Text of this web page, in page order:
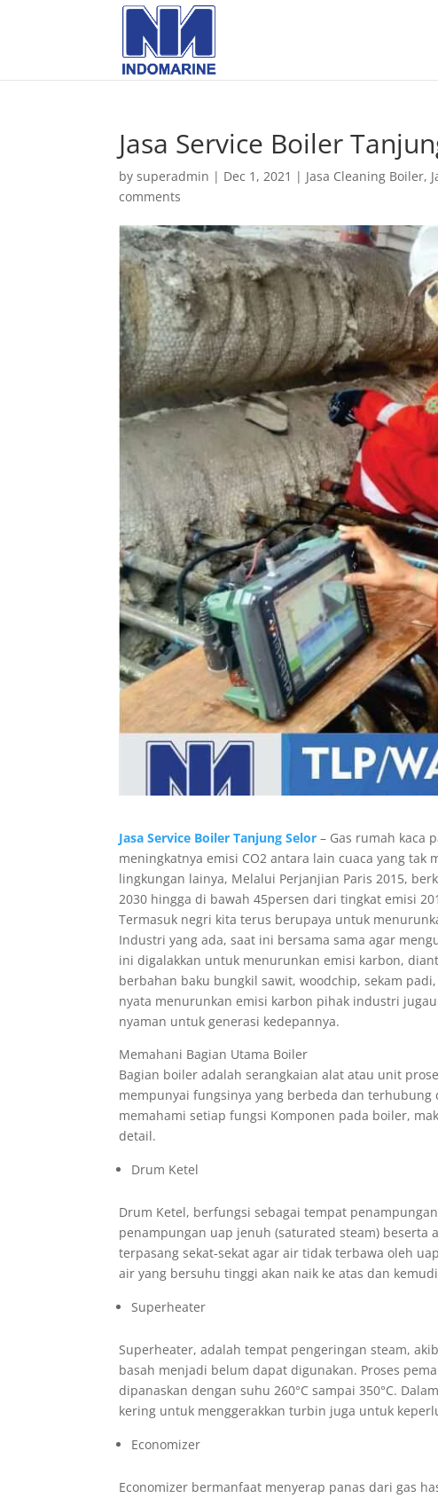
Jasa Service Boiler
bysuperadmin | Dec 1, 2021 | Jasa Cleaning Boiler,
comments
Jasa Service Boiler Tanjung Selor – Gas rumah kaca
meningkatnya emisi CO2 antara lain cuaca yang
lingkungan lainya, Melalui Perjanjian Paris 2015,
2030 hingga di bawah 45persen dari tingkat emisi
Termasuk negri kita terus berupaya untuk
Industri yang ada, saat ini bersama sama agar
ini digalakkan untuk menurunkan emisi karbon,
berbahan baku bungkil sawit, woodchip, sekam
nyata menurunkan emisi karbon pihak industri
nyaman untuk generasi kedepannya.
Memahani Bagian Utama Boiler
Bagian boiler adalah serangkaian alat atau unit
mempunyai fungsinya yang berbeda dan
memahami setiap fungsi Komponen pada boiler,
detail.
Drum Ketel
Drum Ketel, berfungsi sebagai tempat
penampungan uap jenuh (saturated steam) beserta
terpasang sekat-sekat agar air tidak terbawa oleh
air yang bersuhu tinggi akan naik ke atas dan
Superheater
Superheater, adalah tempat pengeringan steam,
basah menjadi belum dapat digunakan. Proses
dipanaskan dengan suhu 260°C sampai 350°C.
kering untuk menggerakkan turbin juga untuk
Economizer
Economizer bermanfaat menyerap panas dari gas